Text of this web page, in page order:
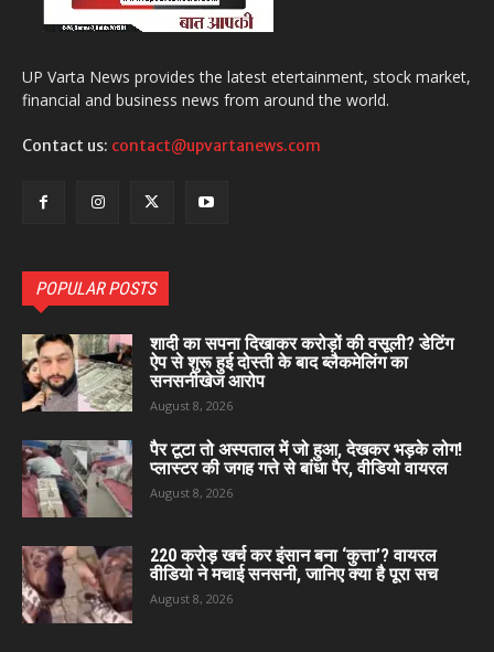
UP Varta News provides the latest etertainment, stock market,
financial and business news from around the world.
Contact us: contact@upvartanews.com
POPULAR POSTS
शादी का सपना दिखाकर करोड़ों की वसूली? डेटिंग
ऐप से शुरू हुई दोस्ती के बाद ब्लैकमेलिंग का
सनसनीखेज आरोप
August 8, 2026
पैर टूटा तो अस्पताल में जो हुआ, देखकर भड़के लोग!
प्लास्टर की जगह गत्ते से बांधा पैर, वीडियो वायरल
August 8, 2026
220 करोड़ खर्च कर इंसान बना ‘कुत्ता’? वायरल
वीडियो ने मचाई सनसनी, जानिए क्या है पूरा सच
August 8, 2026